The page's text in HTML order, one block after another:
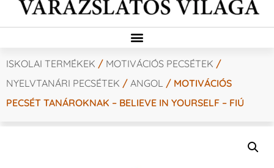
ISKOLAI TERMÉKEK / MOTIVÁCIÓS PECSÉTEK /
NYELVTANÁRI PECSÉTEK / ANGOL / MOTIVÁCIÓS
PECSÉT TANÁROKNAK – BELIEVE IN YOURSELF – FIÚ